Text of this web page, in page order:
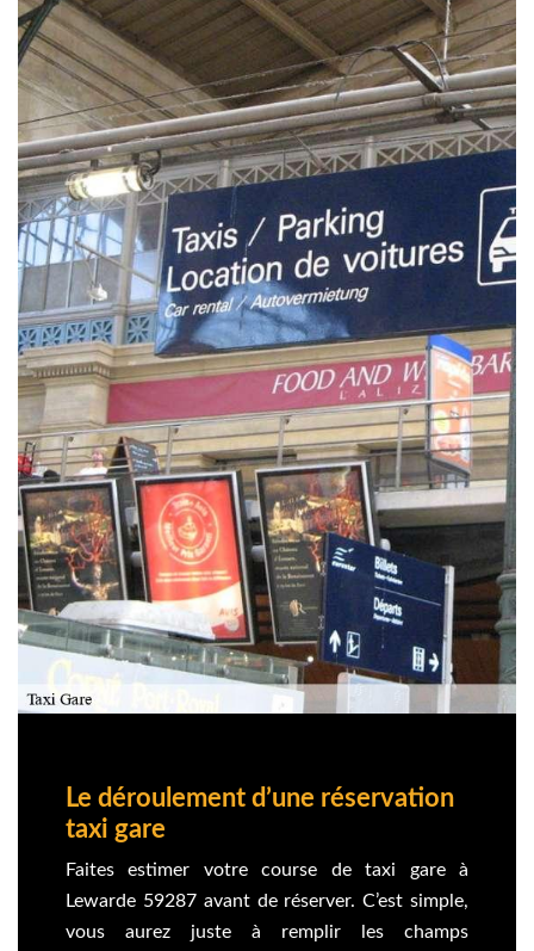
Le déroulement d’une réservation
taxi gare
Faites estimer votre course de taxi gare à
Lewarde 59287 avant de réserver. C’est simple,
vous aurez juste à remplir les champs